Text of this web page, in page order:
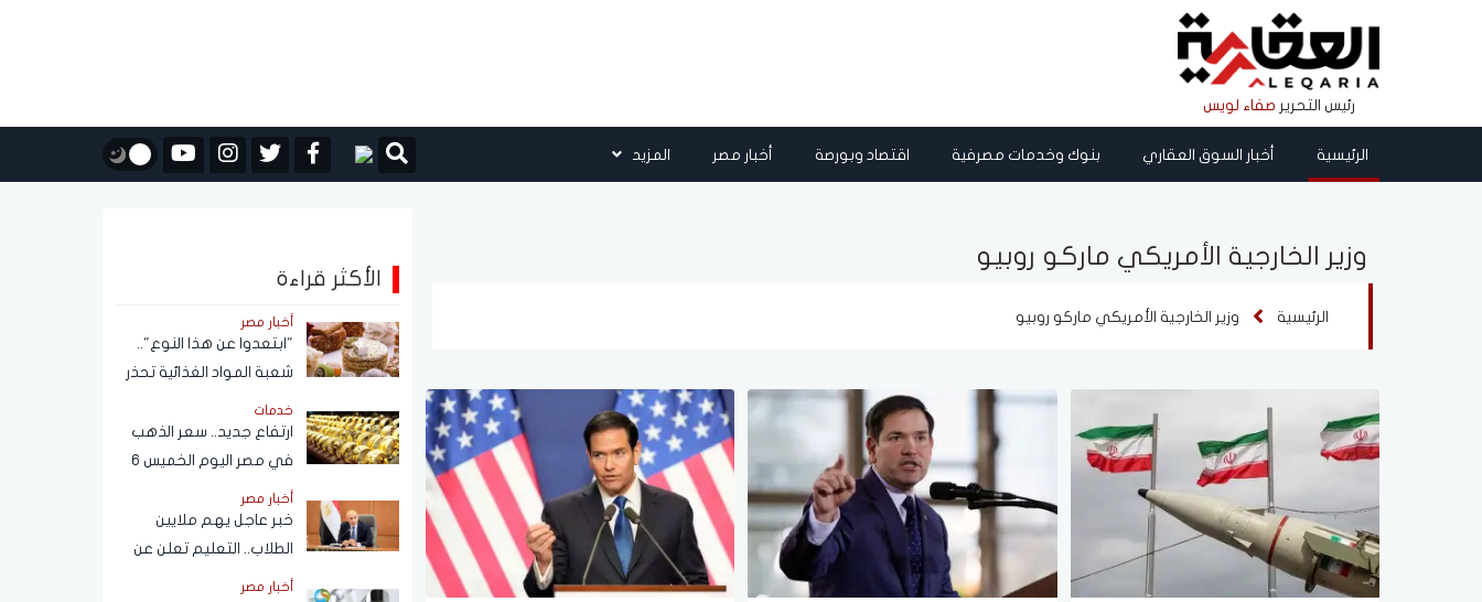
رئيس التحرير صفاء لويس
الرئيسية أخبار السوق العقاري بنوك وخدمات مصرفية اقتصاد وبورصة أخبار مصر المزيد
وزير الخارجية الأمريكي ماركو روبيو
الرئيسية وزير الخارجية الأمريكي ماركو روبيو
الأكثر قراءة
أخبار مصر
"ابتعدوا عن هذا النوع"..
شعبة المواد الغذائية تحذر
من حلاوة المولد النبوي
خدمات
ارتفاع جديد.. سعر الذهب
في مصر اليوم الخميس 6
أغسطس 2026
أخبار مصر
خبر عاجل يهم ملايين
الطلاب.. التعليم تعلن عن
نظام البكالوريا الجديد
أخبار مصر